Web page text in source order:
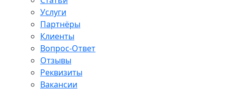
Услуги
Партнёры
Клиенты
Вопрос-Ответ
Отзывы
Реквизиты
Вакансии